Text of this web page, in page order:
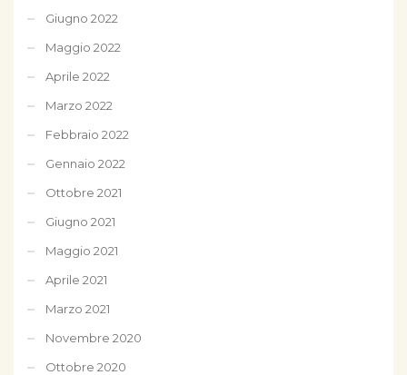
Giugno 2022
Maggio 2022
Aprile 2022
Marzo 2022
Febbraio 2022
Gennaio 2022
Ottobre 2021
Giugno 2021
Maggio 2021
Aprile 2021
Marzo 2021
Novembre 2020
Ottobre 2020